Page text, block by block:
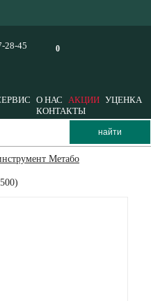
0
28-45
О НАС АКЦИИ УЦЕНКА
КОНТАКТЫ
Метабо